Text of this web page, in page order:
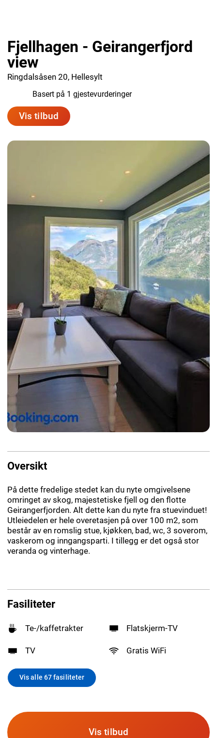
Fjellhagen - Geirangerfjord
view
Ringdalsåsen 20, Hellesylt
Basert på 1 gjestevurderinger
Vis tilbud
Oversikt
På dette fredelige stedet kan du nyte omgivelsene
omringet av skog, majestetiske fjell og den flotte
Geirangerfjorden. Alt dette kan du nyte fra stuevinduet!
Utleiedelen er hele overetasjen på over 100 m2, som
består av en romslig stue, kjøkken, bad, wc, 3 soverom,
vaskerom og inngangsparti. I tillegg er det også stor
veranda og vinterhage.
Fasiliteter
Te-/kaffetrakter Flatskjerm-TV
TV Gratis WiFi
Vis alle 67 fasiliteter
Vis tilbud